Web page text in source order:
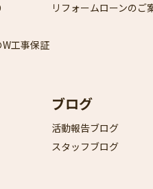
工事保証
リフォームローンのご
ブログ
活動報告ブログ
スタッフブログ